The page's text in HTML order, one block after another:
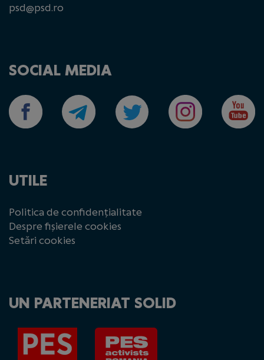
psd@psd.ro
SOCIAL MEDIA
UTILE
Politica de confidențialitate
Despre fișierele cookies
Setări cookies
UN PARTENERIAT SOLID